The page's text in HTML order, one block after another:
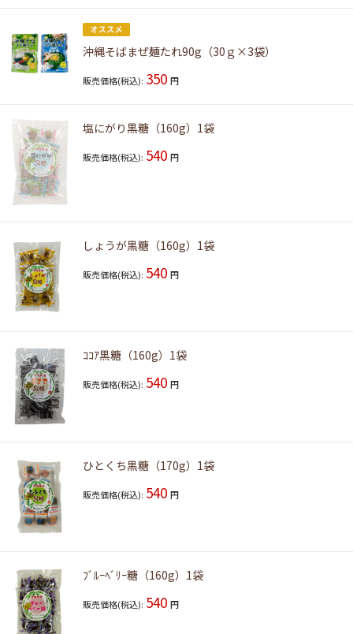
沖縄そばまぜ麺たれ90g（30ｇ×3袋）
販売価格(税込): 350 円
塩にがり黒糖（160g）1袋
販売価格(税込): 540 円
しょうが黒糖（160g）1袋
販売価格(税込): 540 円
ｺｺｱ黒糖（160g）1袋
販売価格(税込): 540 円
ひとくち黒糖（170g）1袋
販売価格(税込): 540 円
ﾌﾞﾙｰﾍﾞﾘｰ糖（160g）1袋
販売価格(税込): 540 円